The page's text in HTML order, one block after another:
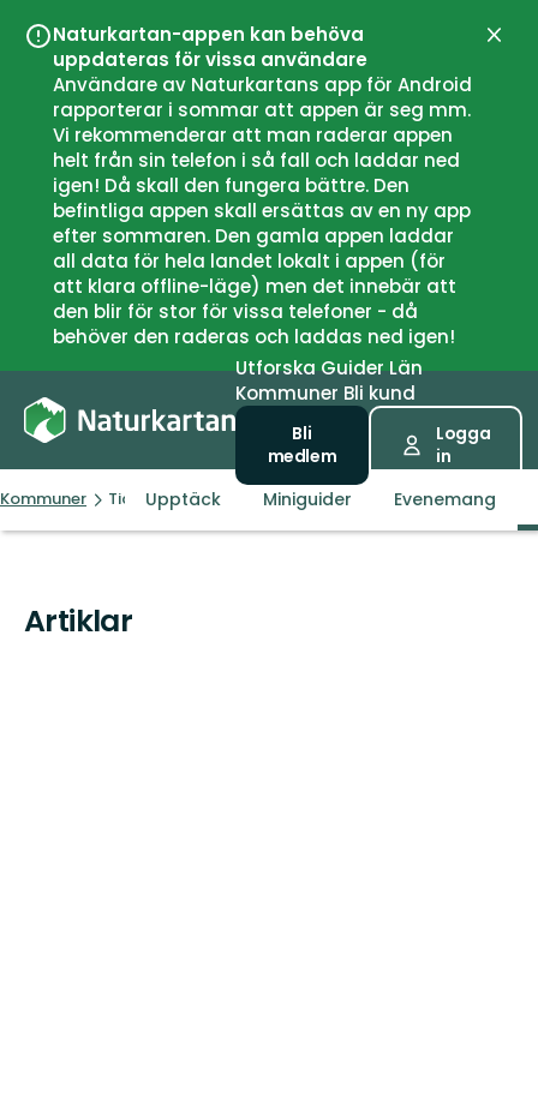
Naturkartan-appen kan behöva
uppdateras för vissa användare
Användare av Naturkartans app för Android
rapporterar i sommar att appen är seg mm.
Vi rekommenderar att man raderar appen
helt från sin telefon i så fall och laddar ned
igen! Då skall den fungera bättre. Den
befintliga appen skall ersättas av en ny app
efter sommaren. Den gamla appen laddar
all data för hela landet lokalt i appen (för
att klara offline-läge) men det innebär att
den blir för stor för vissa telefoner - då
behöver den raderas och laddas ned igen!
UtforskaGuiderLän
Kommuner Bli kund
Bli
medlem
Logga
in
Kommuner TidaholmUpptäck Miniguider Evenemang
Artiklar